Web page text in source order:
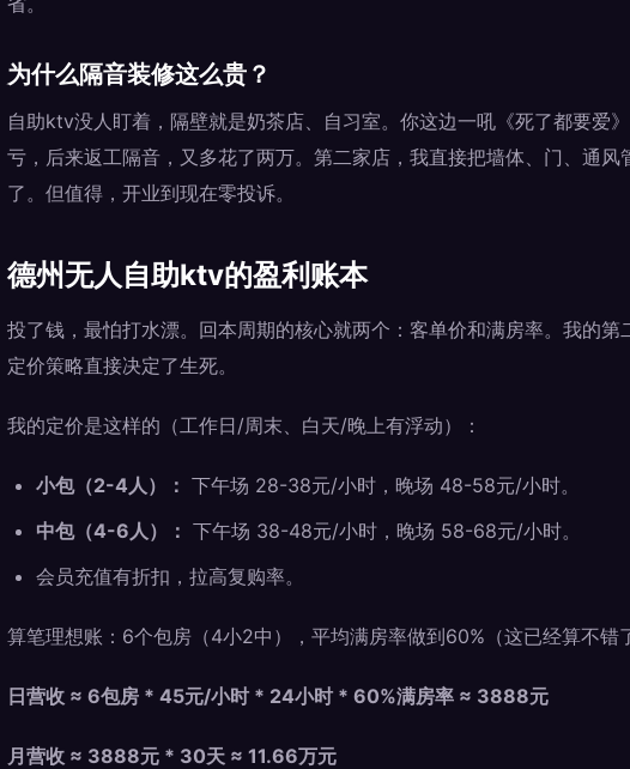
为什么隔音装修这么贵？
自助ktv没人盯着，隔壁就是奶茶店、自习室。你这边一吼《死了都要爱
亏，后来返工隔音，又多花了两万。第二家店，我直接把墙体、门、通
了。但值得，开业到现在零投诉。
德州无人自助ktv的盈利账本
投了钱，最怕打水漂。回本周期的核心就两个：客单价和满房率。我的第
定价策略直接决定了生死。
我的定价是这样的（工作日/周末、白天/晚上有浮动）：
小包（2-4人）： 下午场 28-38元/小时，晚场 48-58元/小时。
中包（4-6人）： 下午场 38-48元/小时，晚场 58-68元/小时。
会员充值有折扣，拉高复购率。
算笔理想账：6个包房（4小2中），平均满房率做到60%（这已经算不错
日营收 ≈ 6包房 * 45元/小时 * 24小时 * 60%满房率 ≈ 3888元
月营收 ≈ 3888元 * 30天 ≈ 11.66万元